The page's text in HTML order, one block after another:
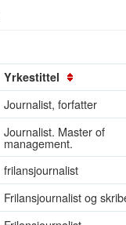
Yrkestittel
Journalist, forfatter
Journalist. Master of
management.
frilansjournalist
Frilansjournalist og